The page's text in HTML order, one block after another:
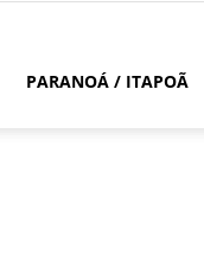
PARANOÁ / ITAPOÃ